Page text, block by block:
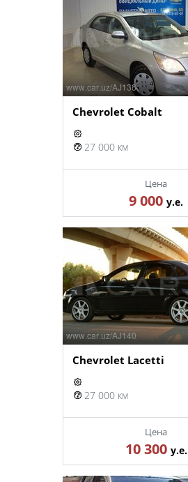
Chevrolet Cobalt
27 000 км
Цена
9 000 у.е.
Chevrolet Lacetti
27 000 км
Цена
10 300 у.е.